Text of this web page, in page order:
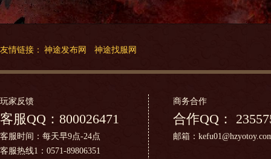
友情链接： 神途发布网 神途找服网
玩家反馈
客服QQ： 800026471
客服时间：每天早9点-24点
客服热线1：0571-89806351
商务合作
合作QQ：
邮箱：